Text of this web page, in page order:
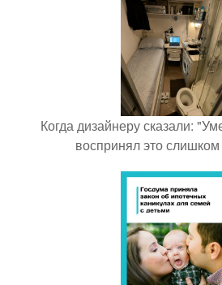
Когда дизайнеру сказали:
воспринял это слишком